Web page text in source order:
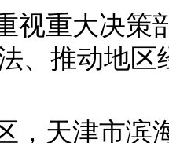
视重大决策
、推动地
，天津市滨